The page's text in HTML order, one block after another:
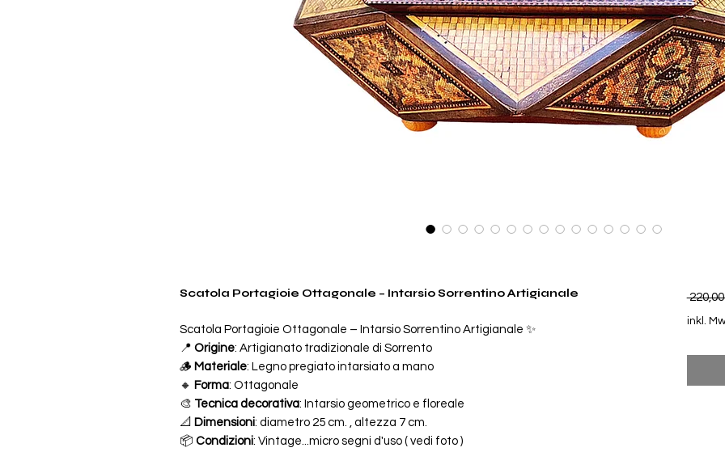
Scatola Portagioie Ottagonale – Intarsio Sorrentino Artigianale
Scatola Portagioie Ottagonale – Intarsio Sorrentino Artigianale ✨
📍 Origine: Artigianato tradizionale di Sorrento
🪵 Materiale: Legno pregiato intarsiato a mano
🔸 Forma: Ottagonale
🎨 Tecnica decorativa: Intarsio geometrico e floreale
📐 Dimensioni: diametro 25 cm. , altezza 7 cm.
📦 Condizioni: Vintage...micro segni d'uso ( vedi foto )
220,00
inkl.